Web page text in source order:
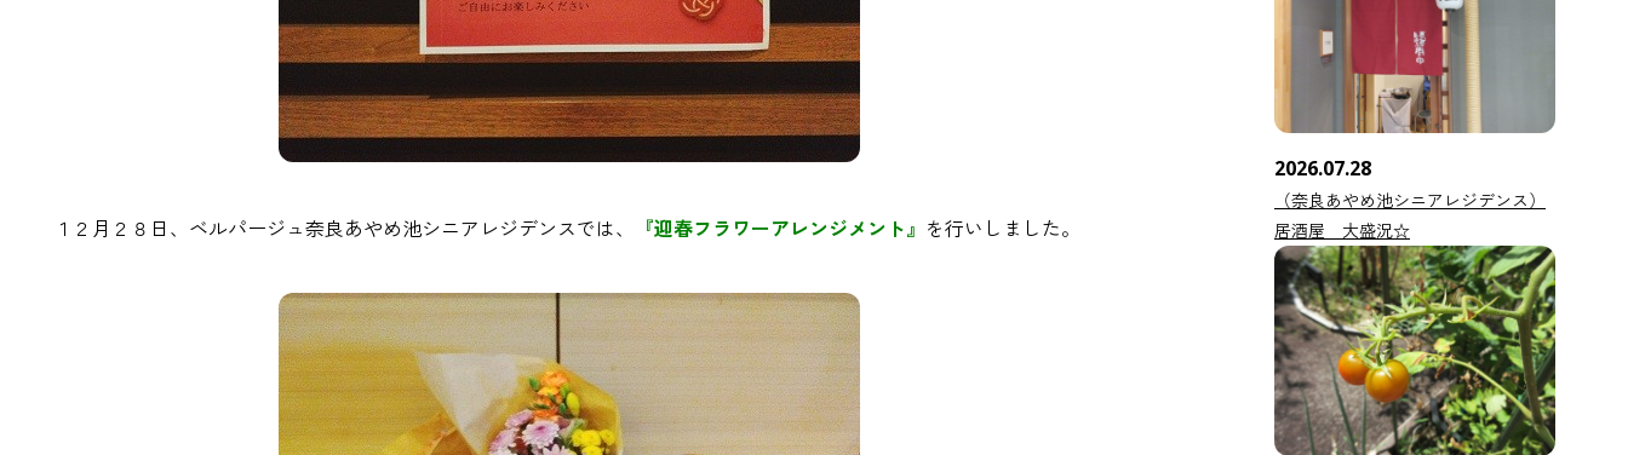
１２月２８日、ベルパージュ奈良あやめ池シニアレジデンスでは、 『迎春フラワーアレンジメント』 を行いしました。
2026.07.28
（奈良あやめ池シニアレジデンス）
居酒屋 大盛況☆